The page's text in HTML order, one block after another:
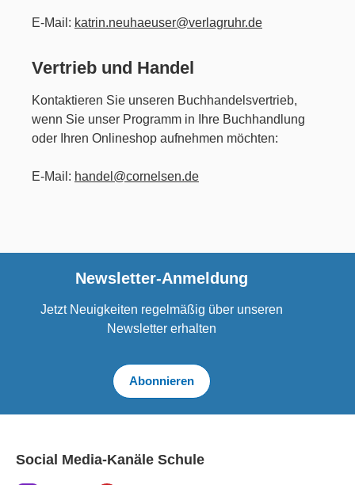
E-Mail: katrin.neuhaeuser@verlagruhr.de
Vertrieb und Handel
Kontaktieren Sie unseren Buchhandelsvertrieb,
wenn Sie unser Programm in Ihre Buchhandlung
oder Ihren Onlineshop aufnehmen möchten:
E-Mail: handel@cornelsen.de
Newsletter-Anmeldung
Jetzt Neuigkeiten regelmäßig über unseren
Newsletter erhalten
Abonnieren
Social Media-Kanäle Schule